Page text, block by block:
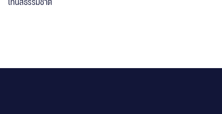
โทนสีธรรมชาติ